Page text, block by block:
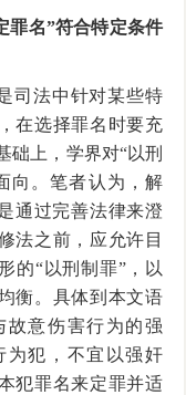
罪名”符合特定条件
司法中针对某些特
在选择罪名时要充
础上，学界对“以刑
向。笔者认为，解
通过完善法律来澄
法之前，应允许目
的“以刑制罪”，以
衡。具体到本文语
故意伤害行为的强
为犯，不宜以强奸
犯罪名来定罪并适